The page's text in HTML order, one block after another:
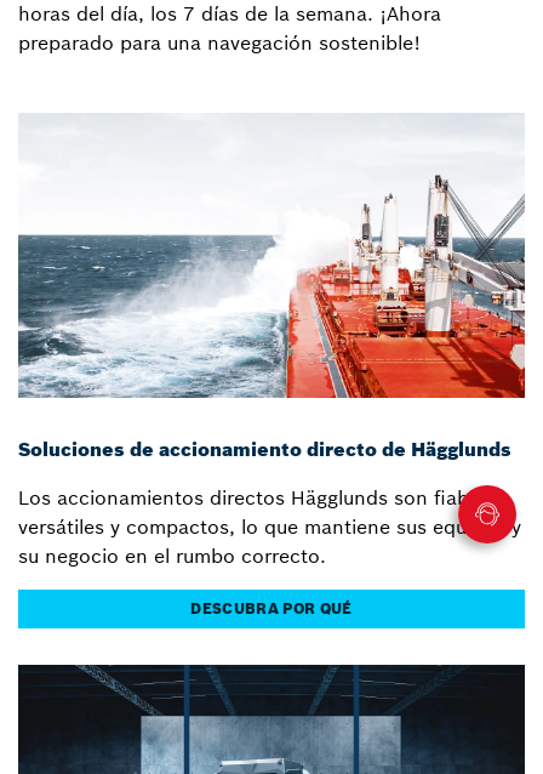
horas del día, los 7 días de la semana. ¡Ahora
preparado para una navegación sostenible!
Soluciones de accionamiento directo de Hägglunds
Los accionamientos directos Hägglunds son fiables,
versátiles y compactos, lo que mantiene sus equipos y
su negocio en el rumbo correcto.
DESCUBRA POR QUÉ